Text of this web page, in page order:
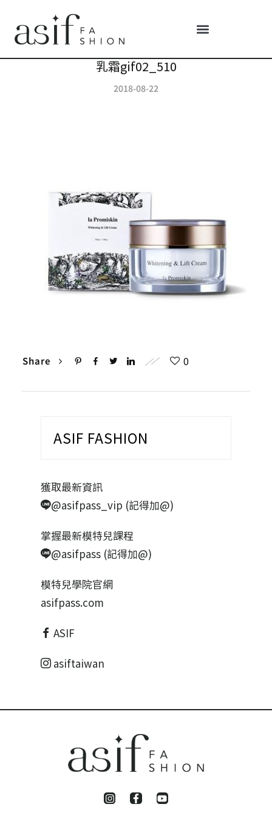
乳霜gif02_510
2018-08-22
Share 0
ASIF FASHION
獲取最新資訊
@asifpass_vip (記得加@)
掌握最新模特兒課程
@asifpass (記得加@)
模特兒學院官網
asifpass.com
ASIF
asiftaiwan